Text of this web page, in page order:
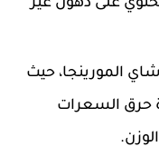
المورينجا، حيث
حرق السعرات